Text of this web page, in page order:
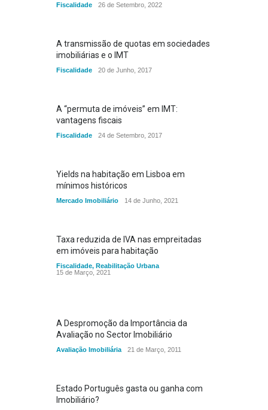
Fiscalidade 26 de Setembro, 2022
A transmissão de quotas em sociedades
imobiliárias e o IMT
Fiscalidade 20 de Junho, 2017
A “permuta de imóveis” em IMT:
vantagens fiscais
Fiscalidade 24 de Setembro, 2017
Yields na habitação em Lisboa em
mínimos históricos
Mercado Imobiliário 14 de Junho, 2021
Taxa reduzida de IVA nas empreitadas
em imóveis para habitação
Fiscalidade, Reabilitação Urbana
15 de Março, 2021
A Despromoção da Importância da
Avaliação no Sector Imobiliário
Avaliação Imobiliária 21 de Março, 2011
Estado Português gasta ou ganha com
Imobiliário?